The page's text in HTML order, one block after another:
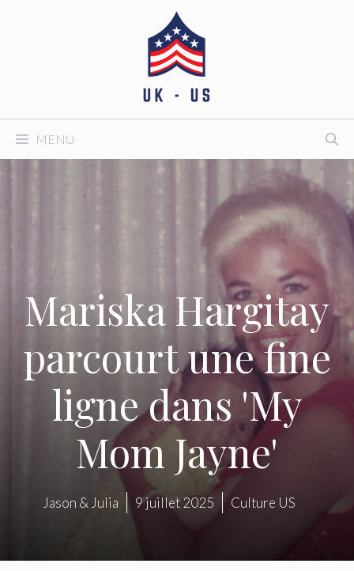
MENU
Mariska Hargitay
parcourt une fine
ligne dans 'My
Mom Jayne'
Jason & Julia 9 juillet 2025 Culture US